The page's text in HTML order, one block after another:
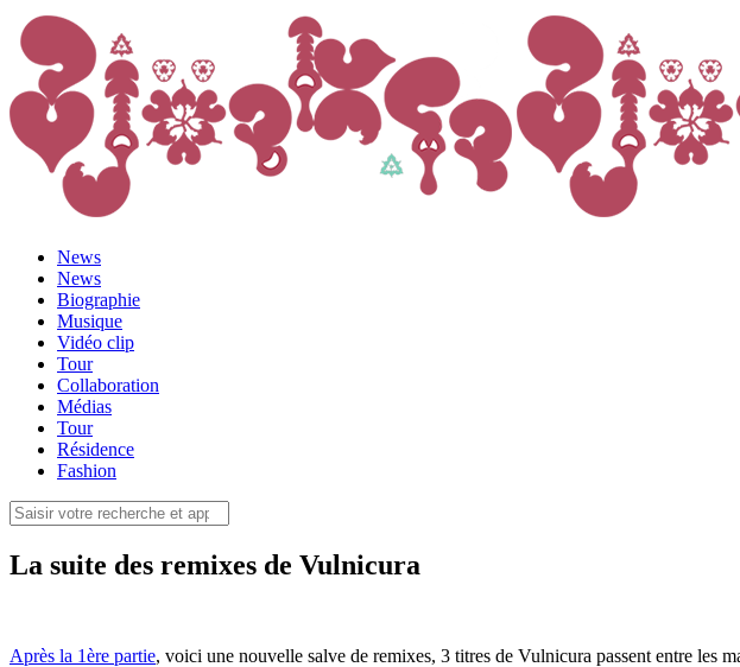
News
News
Biographie
Musique
Vidéo clip
Tour
Collaboration
Médias
Tour
Résidence
Fashion
La suite des remixes de Vulnicura
Après la 1ère partie, voici une nouvelle salve de remixes, 3 titres de Vulnicura passent entre les